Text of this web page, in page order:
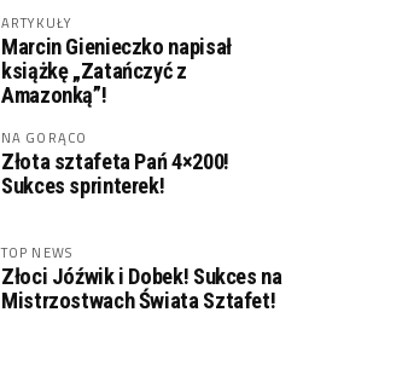
ARTYKUŁY
Marcin Gienieczko napisał
książkę „Zatańczyć z
Amazonką”!
NA GORĄCO
Złota sztafeta Pań 4×200!
Sukces sprinterek!
TOP NEWS
Złoci Jóźwik i Dobek! Sukces na
Mistrzostwach Świata Sztafet!